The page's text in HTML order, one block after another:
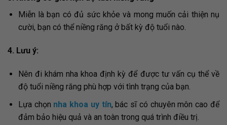
Miễn là bạn có đủ sức khỏe và mong muốn cải thiện nụ
cười, bạn có thể niềng răng ở bất kỳ độ tuổi nào.
4. Lưu ý:
Nên đi khám nha khoa định kỳ để được tư vấn cụ thể về
độ tuổi niềng răng phù hợp với tình trạng của bạn.
Lựa chọn nha khoa uy tín, bác sĩ có chuyên môn cao để
đảm bảo hiệu quả và an toàn trong quá trình điều trị.